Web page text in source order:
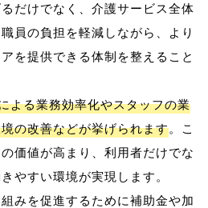
だけでなく、介護サービス全体
員の負担を軽減しながら、より
を提供できる体制を整えること
よる業務効率化やスタッフの業
の改善などが挙げられます。こ
価値が高まり、利用者だけでな
やすい環境が実現します。
みを促進するために補助金や加